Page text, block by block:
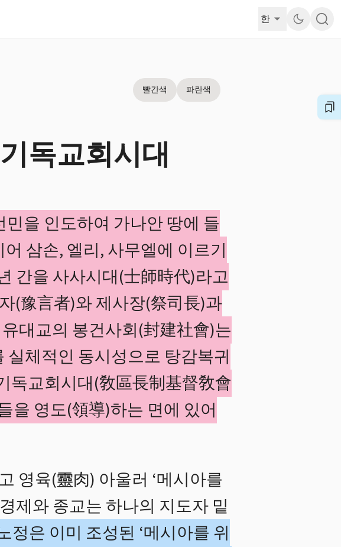
한
빨간색 파란색
독교회시대
을 인도하여 가나안 땅에 들
삼손, 엘리, 사무엘에 이르기
간을 사사시대(士師時代)라고
(豫言者)와 제사장(祭司長)과
대교의 봉건사회(封建社會)는
체적인 동시성으로 탕감복귀
독교회시대(敎區長制基督敎會
을 영도(領導)하는 면에 있어
영육(靈肉) 아울러 ‘메시아를
제와 종교는 하나의 지도자 밑
정은 이미 조성된 ‘메시아를 위